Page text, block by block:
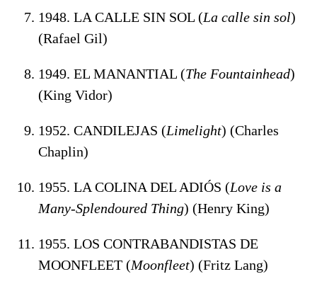
1948. LA CALLE SIN SOL (La calle sin sol)
(Rafael Gil)
1949. EL MANANTIAL (The Fountainhead)
(King Vidor)
1952. CANDILEJAS (Limelight) (Charles
Chaplin)
1955. LA COLINA DEL ADIÓS (Love is a
Many-Splendoured Thing) (Henry King)
1955. LOS CONTRABANDISTAS DE
MOONFLEET (Moonfleet) (Fritz Lang)